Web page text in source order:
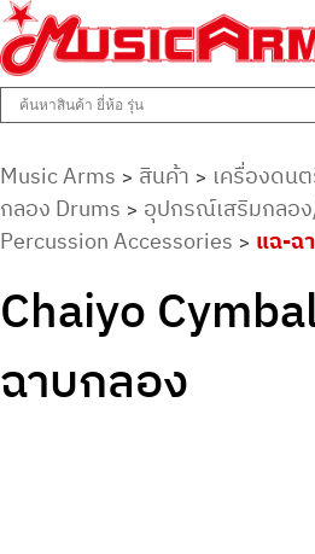
Music Arms
ศูนย์รวมครื่องดนตรีทุกชนิด ตั้งแต่เริ่มต้น
Music Arms > สินค้า > เครื่องดน
กลอง Drums > อุปกรณ์เสริมกลอ
Percussion Accessories > แฉ-ฉ
Chaiyo
ฉาบกลอง